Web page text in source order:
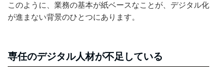
このように、業務の基本が紙ベースなことが、デジタル化
が進まない背景のひとつにあります。
専任のデジタル人材が不足している